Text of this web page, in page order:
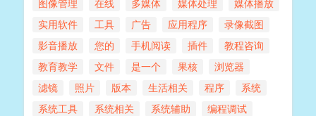
图像管理
在线 多媒体 媒体处理
媒体播放
实用软件
工具 广告 应用程序
录像截图
影音播放
您的 手机阅读 插件
教程咨询
教育教学
文件 是一个 果核
浏览器
滤镜
照片 版本 生活相关 程序
系统
系统工具
系统相关 系统辅助
编程调试